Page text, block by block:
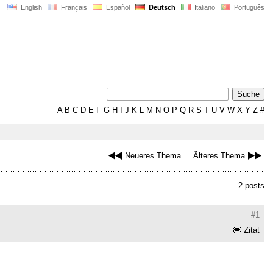
English Français Español Deutsch Italiano Português
AB C D E F G H J K L M N O P Q R S T U V W X Y Z #
Neueres Thema Älteres Thema
2 posts
#1
Zitat